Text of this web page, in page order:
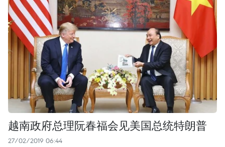
越南政府总理阮春福会见美国总统特朗普
27/02/2019 06:44